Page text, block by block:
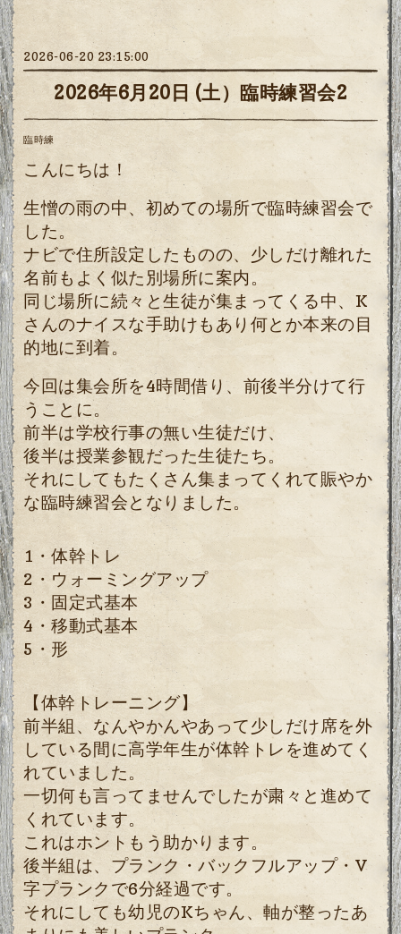
2026-06-20 23:15:00
2026年6月20日 (土）臨時練習会2
臨時練
こんにちは！
生憎の雨の中、初めての場所で臨時練習会で
した。
ナビで住所設定したものの、少しだけ離れた
名前もよく似た別場所に案内。
同じ場所に続々と生徒が集まってくる中、K
さんのナイスな手助けもあり何とか本来の目
的地に到着。
今回は集会所を4時間借り、前後半分けて行
うことに。
前半は学校行事の無い生徒だけ、
後半は授業参観だった生徒たち。
それにしてもたくさん集まってくれて賑やか
な臨時練習会となりました。
1・体幹トレ
2・ウォーミングアップ
3・固定式基本
4・移動式基本
5・形
【体幹トレーニング】
前半組、なんやかんやあって少しだけ席を外
している間に高学年生が体幹トレを進めてく
れていました。
一切何も言ってませんでしたが粛々と進めて
くれています。
これはホントもう助かります。
後半組は、プランク・バックフルアップ・V
字プランクで6分経過です。
それにしても幼児のKちゃん、軸が整ったあ